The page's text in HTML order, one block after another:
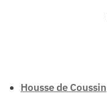
Housse de Coussin